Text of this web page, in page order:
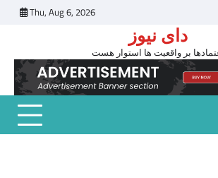
Thu, Aug 6, 2026
دای نیوز
بر واقعیت ها استوار هست